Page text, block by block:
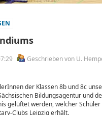
Geschrieben von U.
der Klassen 8b und 8c
Bildungsagentur und
gelüftet werden, welcher
Clubs Leipzig erhält.